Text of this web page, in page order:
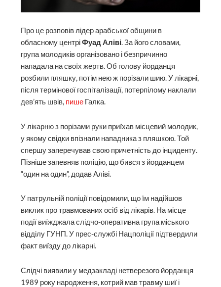
Про це розповів лідер арабської общини в
обласному центріФуад Аліві. За його словами,
група молодиків організовано і безпричинно
нападала на своїх жертв. Об голову йорданця
розбили пляшку, потім нею ж порізали шию. У лікарні,
після термінової госпіталізації, потерпілому наклали
дев’ять швів, пише Галка.
У лікарню з порізами руки приїхав місцевий молодик,
у якому свідки впізнали нападника з пляшкою. Той
спершу заперечував свою причетність до інциденту.
Пізніше запевняв поліцію, що бився з йорданцем
“один на один”, додав Аліві.
У патрульній поліції повідомили, що їм надійшов
виклик про травмованих осіб від лікарів. На місце
події виїжджала слідчо-оперативна група міського
відділу ГУНП. У прес-службі Нацполіції підтвердили
факт виїзду до лікарні.
Слідчі виявили у медзакладі нетверезого йорданця
1989 року народження, котрий мав травму шиї і